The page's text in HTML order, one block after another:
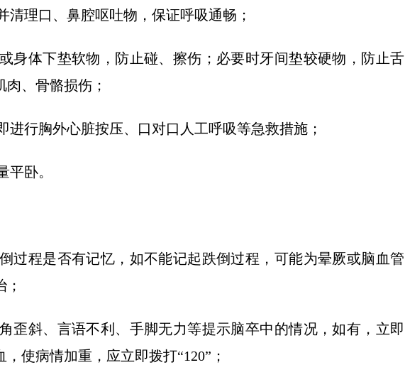
清理口、鼻腔呕吐物，保证呼吸通畅；
身体下垫软物，防止碰、擦伤；必要时牙间垫较硬物，防止舌
、骨骼损伤；
进行胸外心脏按压、口对口人工呼吸等急救措施；
平卧。
过程是否有记忆，如不能记起跌倒过程，可能为晕厥或脑血管
歪斜、言语不利、手脚无力等提示脑卒中的情况，如有，立即
使病情加重，应立即拨打“120”；